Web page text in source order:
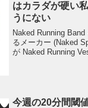
はカラダが硬い
うにない
Naked Running
るメーカー (Naked
が Naked Running
今週の20分間閾